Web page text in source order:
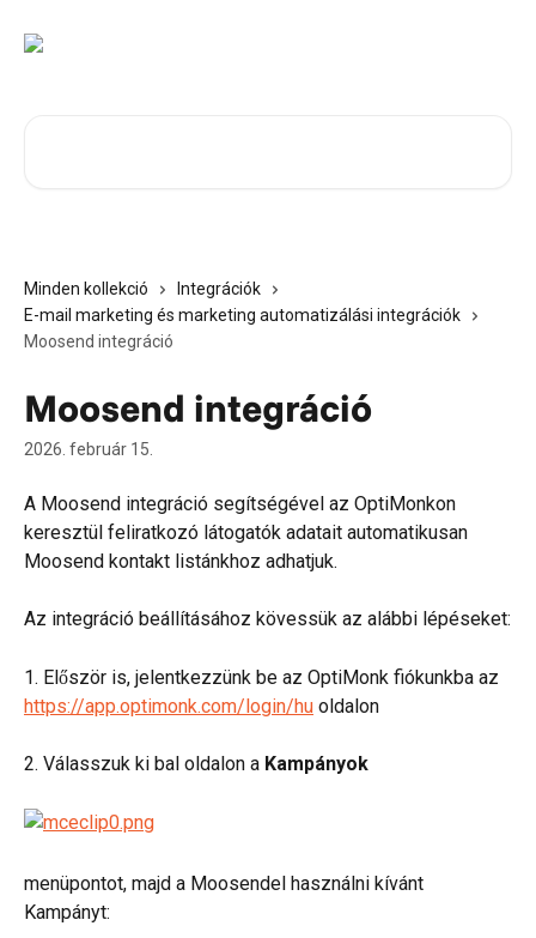
Minden kollekció
Integrációk
E-mail marketing és marketing automatizálási integrációk
Moosend integráció
Moosend integráció
2026. február 15.
A Moosend integráció segítségével az OptiMonkon
keresztül feliratkozó látogatók adatait automatikusan
Moosend kontakt listánkhoz adhatjuk.
Az integráció beállításához kövessük az alábbi lépéseket:
1. Először is, jelentkezzünk be az OptiMonk fiókunkba az
https://app.optimonk.com/login/hu oldalon
2. Válasszuk ki bal oldalon a Kampányok
menüpontot, majd a Moosendel használni kívánt
Kampányt: